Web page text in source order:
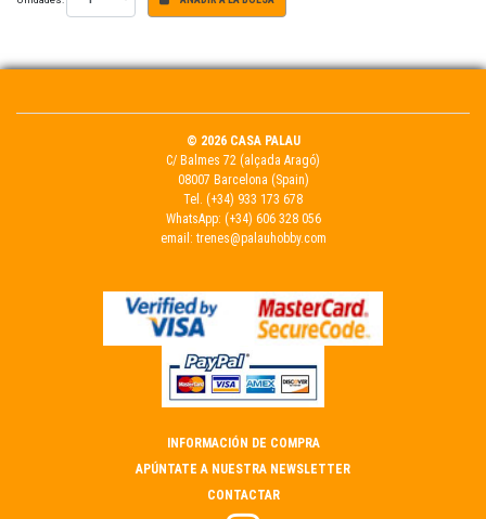
© 2026 CASA PALAU
C/ Balmes 72 (alçada Aragó)
08007 Barcelona (Spain)
Tel. (+34) 933 173 678
WhatsApp: (+34) 606 328 056
email: trenes@palauhobby.com
INFORMACIÓN DE COMPRA
APÚNTATE A NUESTRA NEWSLETTER
CONTACTAR